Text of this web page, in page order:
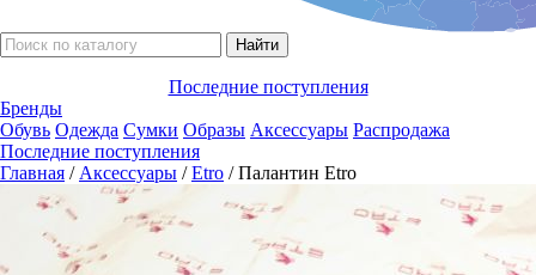
Последние поступления
Бренды
Обувь Одежда Сумки Образы Аксессуары Распродажа
Последние поступления
Главная / Аксессуары /Etro / Палантин Etro